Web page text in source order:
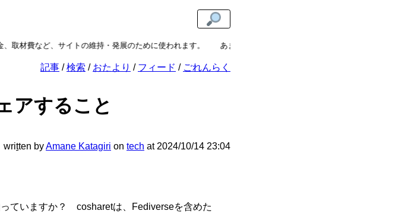
など、サイトの維持・発展のために使われます。 あまねけ！では広く
記事 検索 おたより フィード ごれんらく
アすること
written byAmane Katagiri on tech at 2024/10/14 23:04
っていますか？ cosharetは、Fediverseを含めた